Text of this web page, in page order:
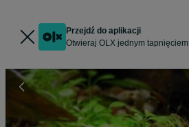
Przejdź do aplikacji
Otwieraj OLX jednym tapnięciem